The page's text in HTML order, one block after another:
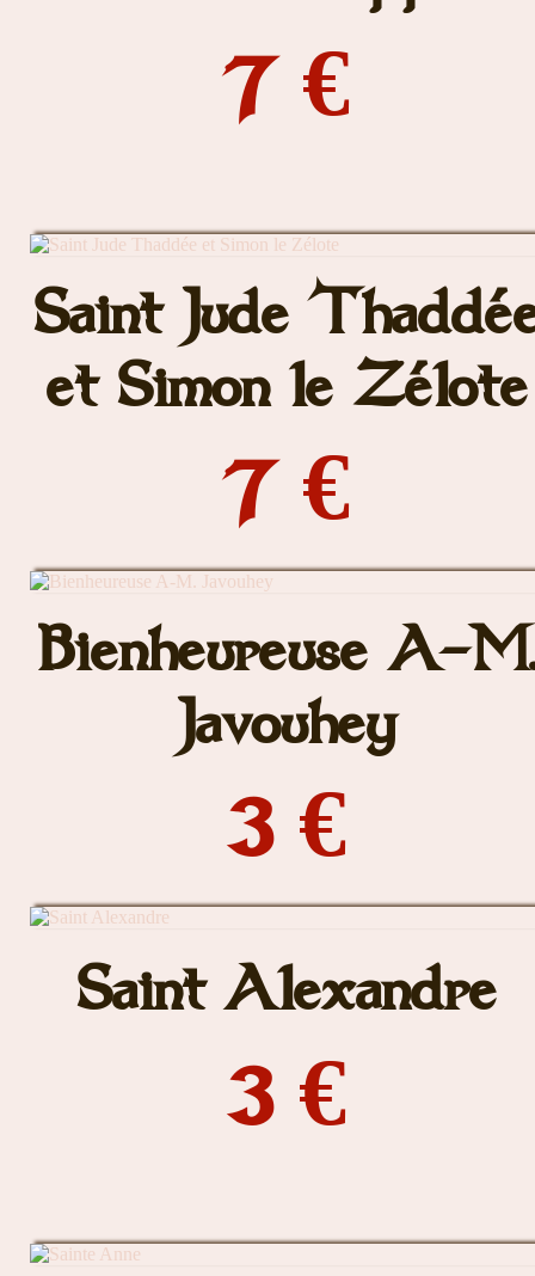
7 €
Saint Jude
et Simon le Zélote
7 €
Bienheureuse A-
Javouhey
3 €
Saint Alexandre
3 €